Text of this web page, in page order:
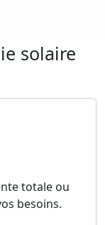
solaire
totale ou
besoins.